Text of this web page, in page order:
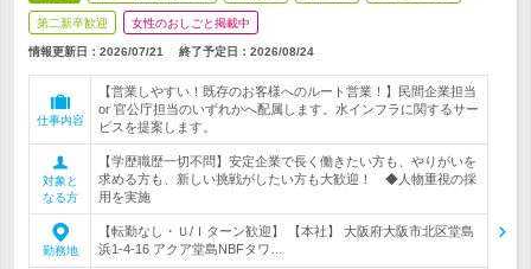
第二新卒歓迎 女性のおしごと掲載中
情報更新日：2026/07/21 終了予定日： 2026/08/24
仕事内容
【営業しやすい！既存のお客様へのルート営業！】民間企業担当
or 官公庁担当のいずれかへ配属します。水インフラに関するサー
ビスを提案します。
対象と
なる方
【学歴職歴一切不問】安定企業で長く働きたい方も、やりがいを
求める方も、新しい挑戦がしたい方も大歓迎！ ◆人物重視の採
用を実施
勤務地
【転勤なし・Ｕ/Ｉターン歓迎】 【本社】 大阪府大阪市北区堂島
浜1-4-16 アクア堂島NBFタワ…